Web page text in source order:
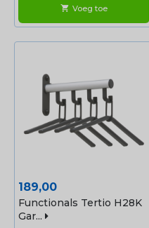
shopping_cart Voeg toe
Prijs
189,00
Functionals Tertio H28K
Gar...